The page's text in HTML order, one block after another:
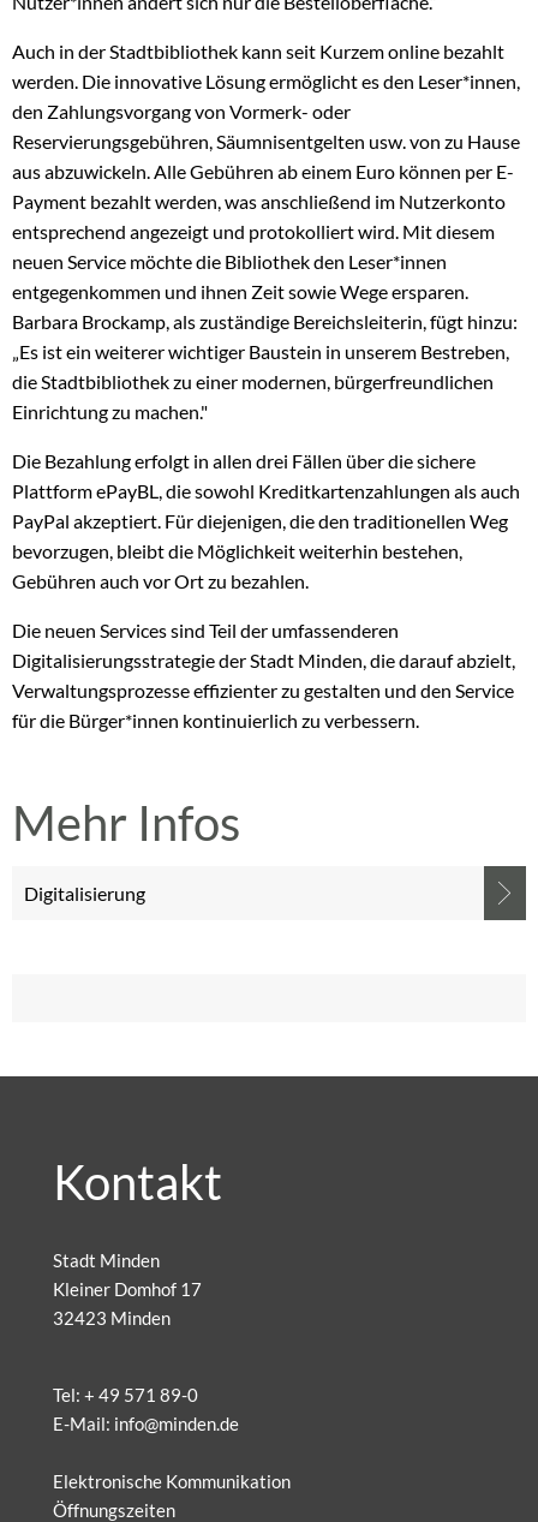
Auch in der Stadtbibliothek kann seit Kurzem online bezahlt
werden. Die innovative Lösung ermöglicht es den Leser*innen,
den Zahlungsvorgang von Vormerk- oder
Reservierungsgebühren, Säumnisentgelten usw. von zu Hause
aus abzuwickeln. Alle Gebühren ab einem Euro können per E-
Payment bezahlt werden, was anschließend im Nutzerkonto
entsprechend angezeigt und protokolliert wird. Mit diesem
neuen Service möchte die Bibliothek den Leser*innen
entgegenkommen und ihnen Zeit sowie Wege ersparen.
Barbara Brockamp, als zuständige Bereichsleiterin, fügt hinzu:
„Es ist ein weiterer wichtiger Baustein in unserem Bestreben,
die Stadtbibliothek zu einer modernen, bürgerfreundlichen
Einrichtung zu machen."
Die Bezahlung erfolgt in allen drei Fällen über die sichere
Plattform ePayBL, die sowohl Kreditkartenzahlungen als auch
PayPal akzeptiert. Für diejenigen, die den traditionellen Weg
bevorzugen, bleibt die Möglichkeit weiterhin bestehen,
Gebühren auch vor Ort zu bezahlen.
Die neuen Services sind Teil der umfassenderen
Digitalisierungsstrategie der Stadt Minden, die darauf abzielt,
Verwaltungsprozesse effizienter zu gestalten und den Service
für die Bürger*innen kontinuierlich zu verbessern.
Mehr Infos
Digitalisierung
Kontakt
Stadt Minden
Kleiner Domhof 17
32423 Minden
Tel: + 49 571 89-0
E-Mail: info@minden.de
Elektronische Kommunikation
Öffnungszeiten